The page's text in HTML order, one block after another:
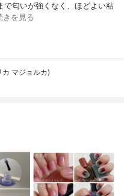
で匂いが強くなく、ほどよい粘
きを見る
マジョルカ)